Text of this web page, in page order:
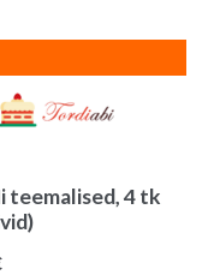
teemalised, 4 tk
Praegune